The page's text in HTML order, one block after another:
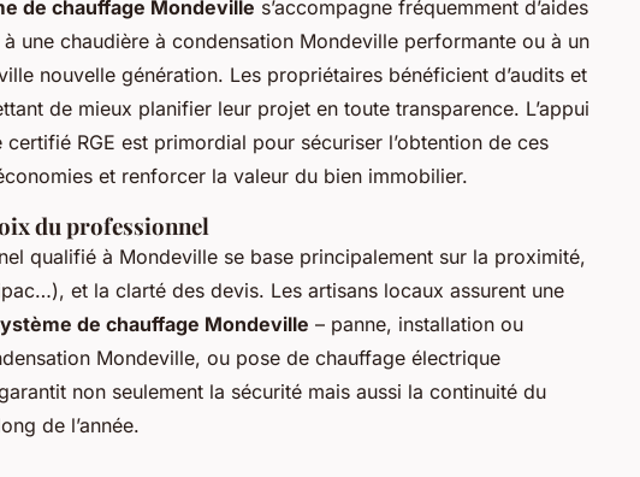
de chauffage Mondeville s’accompagne fréquemment d’aides
une chaudière à condensation Mondeville performante ou à un
nouvelle génération. Les propriétaires bénéficient d’audits et
de mieux planifier leur projet en toute transparence. L’appui
certifié RGE est primordial pour sécuriser l’obtention de ces
et renforcer la valeur du bien immobilier.
du professionnel
qualifié à Mondeville se base principalement sur la proximité,
et la clarté des devis. Les artisans locaux assurent une
de chauffage Mondeville – panne, installation ou
Mondeville, ou pose de chauffage électrique
non seulement la sécurité mais aussi la continuité du
de l’année.